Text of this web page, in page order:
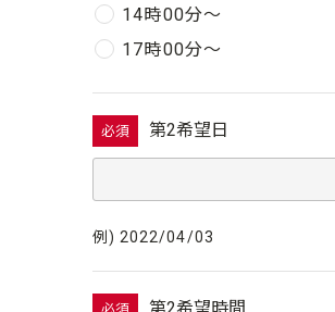
14時00分〜
17時00分〜
必須 第2希望日
例) 2022/04/03
第2希望時間